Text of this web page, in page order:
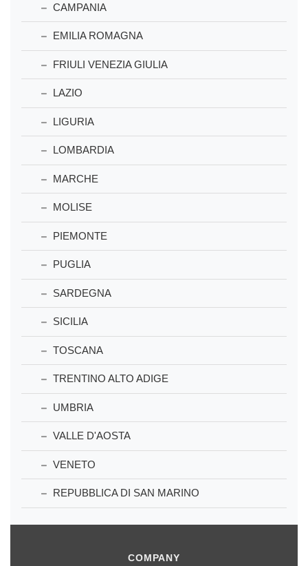
CAMPANIA
EMILIA ROMAGNA
FRIULI VENEZIA GIULIA
LAZIO
LIGURIA
LOMBARDIA
MARCHE
MOLISE
PIEMONTE
PUGLIA
SARDEGNA
SICILIA
TOSCANA
TRENTINO ALTO ADIGE
UMBRIA
VALLE D'AOSTA
VENETO
REPUBBLICA DI SAN MARINO
COMPANY